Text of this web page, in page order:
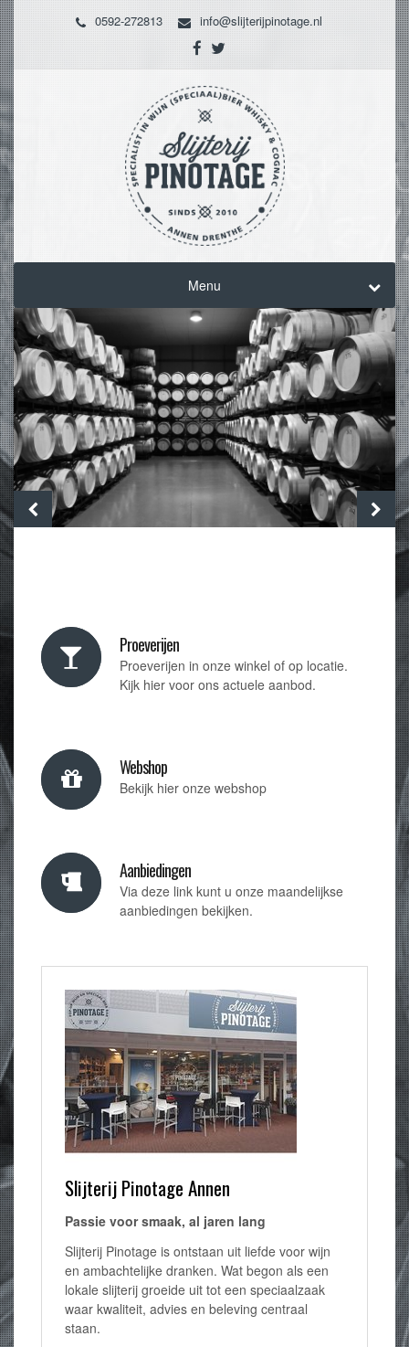
0592-272813 info@slijterijpinotage.nl
Menu
Proeverijen
Proeverijen in onze winkel of op locatie.
Kijk hier voor ons actuele aanbod.
Webshop
Bekijk hier onze webshop
Aanbiedingen
Via deze link kunt u onze maandelijkse
aanbiedingen bekijken.
Slijterij Pinotage Annen
Passie voor smaak, al jaren lang
Slijterij Pinotage is ontstaan uit liefde voor wijn
en ambachtelijke dranken. Wat begon als een
lokale slijterij groeide uit tot een speciaalzaak
waar kwaliteit, advies en beleving centraal
staan.